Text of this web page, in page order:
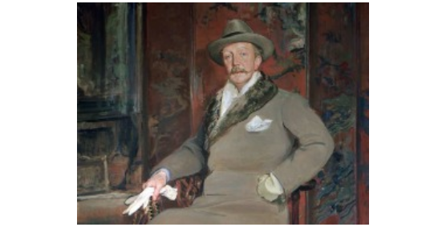
QU'ALLEZ-
VOUS
APPRENDRE
AUJOURD'HUI
?